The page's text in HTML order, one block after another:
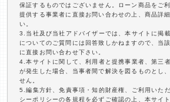
保証するものではございません。ローン商品をご
提供する事業者に直接お問い合わせの上、商品詳
い。
3.当社及び当社アドバイザーでは、本サイトに掲
についてのご質問には回答致しかねますので、当
に直接お問い合わせ下さい。
4.本サイトに関して、利用者と提携事業者、第三
が発生した場合、当事者間で解決を図るものとし
せん。
5.編集方針、免責事項・知的財産権、ご利用いた
シーポリシーの各規程を必ずご確認の上、本サイ